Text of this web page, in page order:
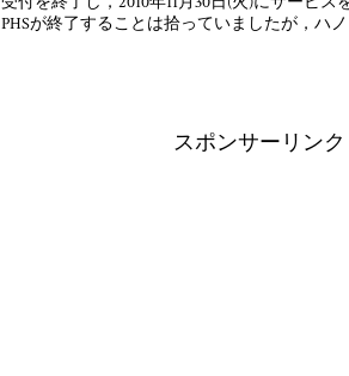
PHSが終了することは拾っていましたが，ハノ
スポンサーリンク